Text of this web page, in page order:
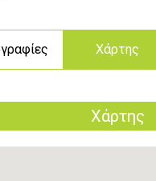
Χάρτης
Χάρτης